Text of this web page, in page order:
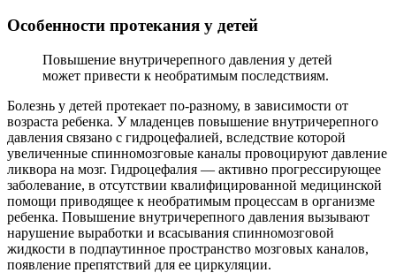
Особенности протекания у детей
Повышение внутричерепного давления у детей
может привести к необратимым последствиям.
Болезнь у детей протекает по-разному, в зависимости от
возраста ребенка. У младенцев повышение внутричерепного
давления связано с гидроцефалией, вследствие которой
увеличенные спинномозговые каналы провоцируют давление
ликвора на мозг. Гидроцефалия — активно прогрессирующее
заболевание, в отсутствии квалифицированной медицинской
помощи приводящее к необратимым процессам в организме
ребенка. Повышение внутричерепного давления вызывают
нарушение выработки и всасывания спинномозговой
жидкости в подпаутинное пространство мозговых каналов,
появление препятствий для ее циркуляции.